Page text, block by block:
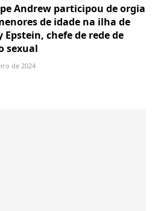
Andrew participou de orgia
de idade na ilha de
Epstein, chefe de rede de
sexual
de 2024